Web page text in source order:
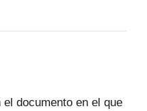
documento en el que